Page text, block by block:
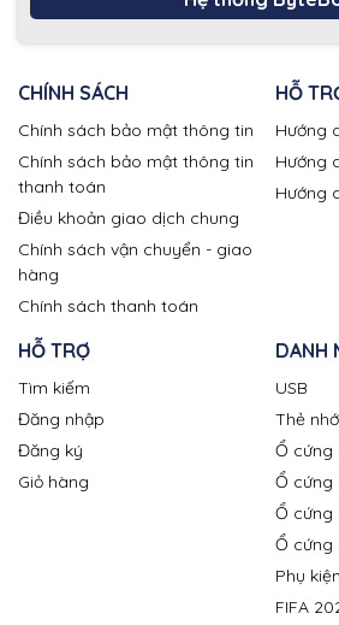
CHÍNH SÁCH
Chính sách bảo mật thông tin
Chính sách bảo mật thông tin
thanh toán
Điều khoản giao dịch chung
Chính sách vận chuyển - giao
hàng
Chính sách thanh toán
HỖ
Hướng
Hướng
Hướng
HỖ TRỢ
Tìm kiếm
Đăng nhập
Đăng ký
Giỏ hàng
DANH
USB
Thẻ nhớ
Ổ cứng
Ổ cứng
Ổ cứng
Ổ cứng
Phụ
FIFA